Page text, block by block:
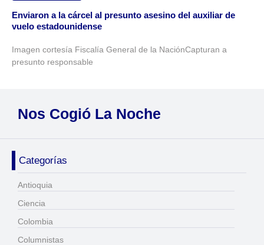
Enviaron a la cárcel al presunto asesino del auxiliar de
vuelo estadounidense
Imagen cortesía Fiscalía General de la NaciónCapturan a
presunto responsable
Nos Cogió La Noche
Categorías
Antioquia
Ciencia
Colombia
Columnistas